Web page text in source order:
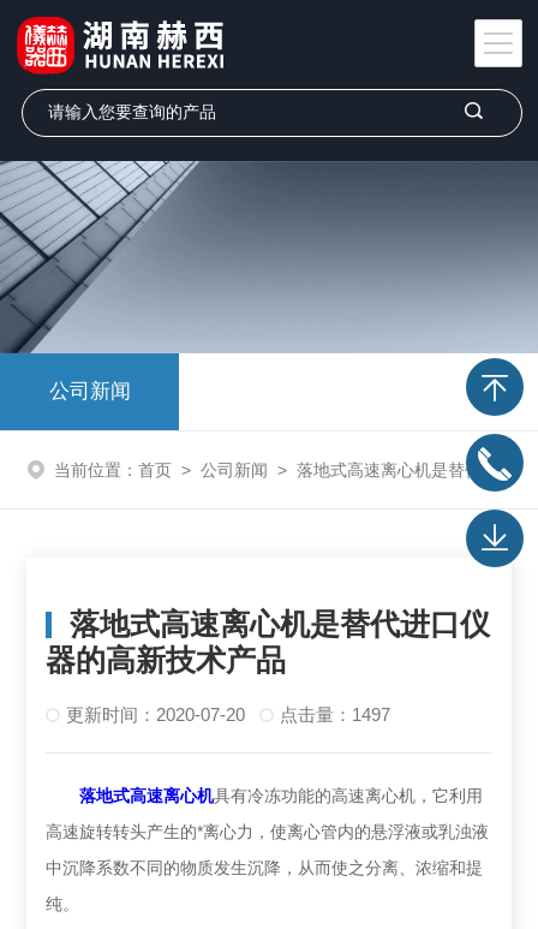
公司新闻
当前位置： 首页 > 公司新闻 > 落地式高速离心机是替代进口仪器的高新技术产品
落地式高速离心机是替代进口仪
器的高新技术产品
更新时间：2020-07-20 点击量：1497
落地式高速离心机具有冷冻功能的高速离心机，它利用
高速旋转转头产生的*离心力，使离心管内的悬浮液或乳浊液
中沉降系数不同的物质发生沉降，从而使之分离、浓缩和提
纯。